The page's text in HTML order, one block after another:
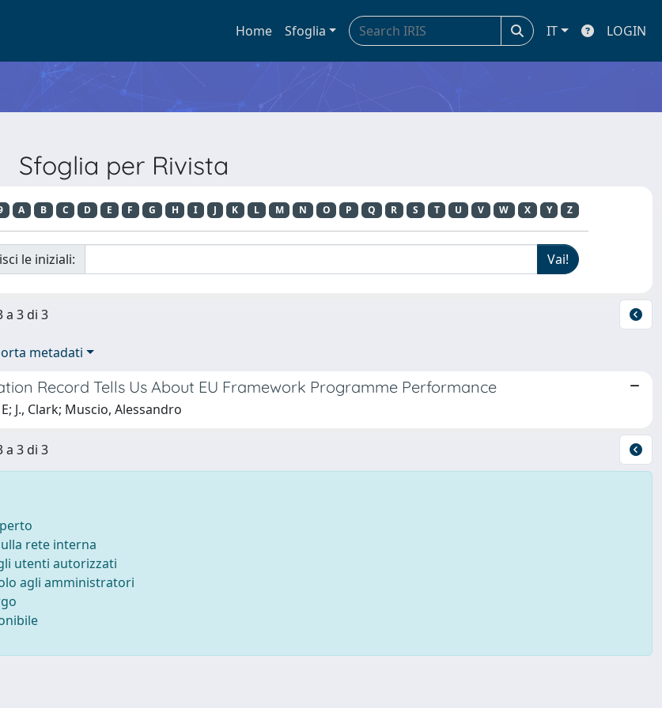
Home Sfoglia IT LOGIN
Sfoglia per Rivista
A B C D E F G H I J K L M N O P Q R S T U V W X Y Z
le iniziali:
a 3 di 3
metadati
Record Tells Us About EU Framework Programme Performance
J., Clark; Muscio, Alessandro
a 3 di 3
rete interna
utenti autorizzati
agli amministratori